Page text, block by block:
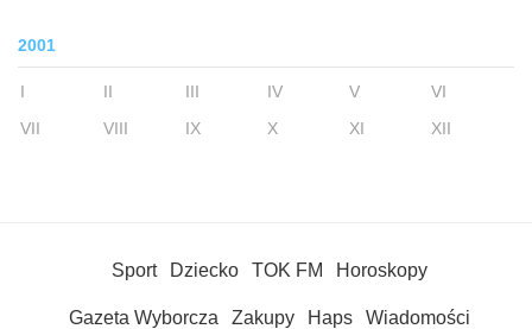
2001
I II III IV V
VI
VII
VIII IX X XI XII
Sport Dziecko TOK FM Horoskopy
Gazeta Wyborcza Zakupy Haps Wiadomości